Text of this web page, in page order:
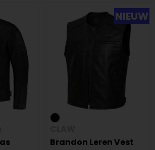
NIEUW
Brandon Leren Vest